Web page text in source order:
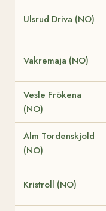
Ulsrud Driva (NO)
Vakremaja (NO)
Vesle Frökena
(NO)
Alm Tordenskjold
(NO)
Kristroll (NO)